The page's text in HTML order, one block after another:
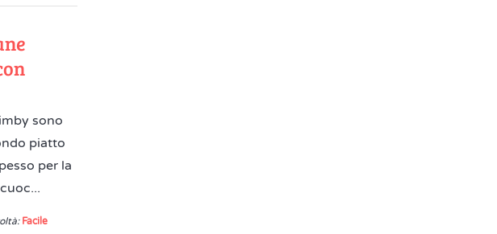
sono
piatto
per la
Facile